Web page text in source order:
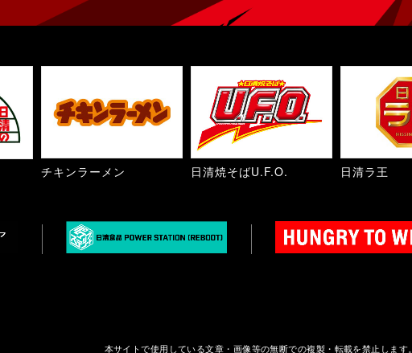
チキンラーメン 日清焼そばU.F.O. 日清ラ王
本サイトで使用している文章・画像等の無断での複製・転載を禁止します。